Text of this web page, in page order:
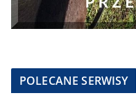
POLECANE SERWISY